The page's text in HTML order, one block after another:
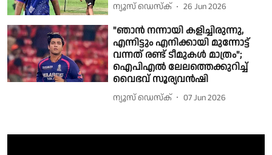
ന്യൂസ് ഡെസ്ക് 26 Jun 2026
"ഞാന്‍ നന്നായി കളിച്ചിരുന്നു,
എന്നിട്ടും എനിക്കായി മുന്നോട്ട്
വന്നത് രണ്ട് ടീമുകള്‍ മാത്രം";
ഐപിഎല്‍ ലേലത്തെക്കുറിച്ച്
വൈഭവ് സൂര്യവന്‍ഷി
ന്യൂസ് ഡെസ്ക് 07 Jun 2026